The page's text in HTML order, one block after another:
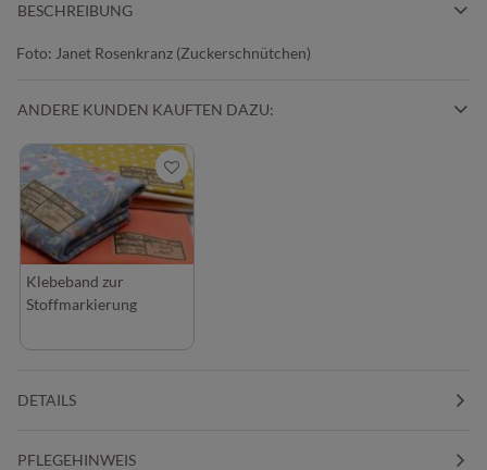
BESCHREIBUNG
Foto: Janet Rosenkranz (Zuckerschnütchen)
ANDERE KUNDEN KAUFTEN DAZU:
Klebeband zur
Stoffmarkierung
DETAILS
PFLEGEHINWEIS